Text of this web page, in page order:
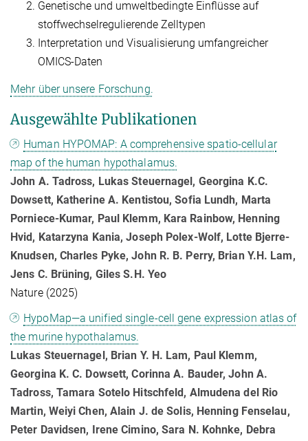
Genetische und umweltbedingte Einflüsse auf
stoffwechselregulierende Zelltypen
Interpretation und Visualisierung umfangreicher
OMICS-Daten
Mehr über unsere Forschung.
Ausgewählte Publikationen
Human HYPOMAP: A comprehensive spatio-cellular
map of the human hypothalamus.
John A. Tadross, Lukas Steuernagel, Georgina K.C.
Dowsett, Katherine A. Kentistou, Sofia Lundh, Marta
Porniece-Kumar, Paul Klemm, Kara Rainbow, Henning
Hvid, Katarzyna Kania, Joseph Polex-Wolf, Lotte Bjerre-
Knudsen, Charles Pyke, John R. B. Perry, Brian Y.H. Lam,
Jens C. Brüning, Giles S.H. Yeo
Nature (2025)
HypoMap—a unified single-cell gene expression atlas of
the murine hypothalamus.
Lukas Steuernagel, Brian Y. H. Lam, Paul Klemm,
Georgina K. C. Dowsett, Corinna A. Bauder, John A.
Tadross, Tamara Sotelo Hitschfeld, Almudena del Rio
Martin, Weiyi Chen, Alain J. de Solis, Henning Fenselau,
Peter Davidsen, Irene Cimino, Sara N. Kohnke, Debra